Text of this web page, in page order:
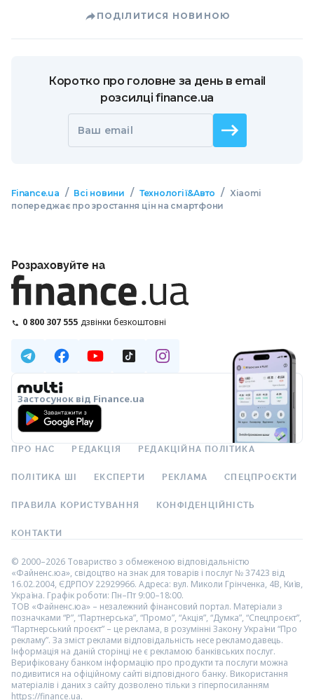
ПОДІЛИТИСЯ НОВИНОЮ
Коротко про головне за день в email
розсилці finance.ua
Ваш email
Finance.ua / Всі новини / Технології&Авто /
Xiaomi
попереджає про зростання цін на смартфони
Розраховуйте на
0 800 307 555 дзвінки безкоштовні
Застосунок від Finance.ua
ПРО НАС РЕДАКЦІЯ РЕДАКЦІЙНА ПОЛІТИКА
ПОЛІТИКА ШІ ЕКСПЕРТИ РЕКЛАМА СПЕЦПРОЄКТИ
ПРАВИЛА КОРИСТУВАННЯ КОНФІДЕНЦІЙНІСТЬ
КОНТАКТИ
© 2000–2026 Товариство з обмеженою відповідальністю
«Файненс.юа», свідоцтво на знак для товарів і послуг № 37423 від
16.02.2004, ЄДРПОУ 22929966. Адреса: вул. Миколи Грінченка, 4В, Київ,
Україна. Графік роботи: Пн–Пт 9:00–18:00.
ТОВ «Файненс.юа» – незалежний фінансовий портал. Матеріали з
позначками “Р”, “Партнерська”, “Промо”, “Акція”, “Думка”, “Спецпроєкт”,
“Партнерський проєкт” – це реклама, в розумінні Закону України “Про
рекламу”. За зміст реклами відповідальність несе рекламодавець.
Інформація на даній сторінці не є рекламою банківських послуг.
Верифіковану банком інформацію про продукти та послуги можна
подивитися на офіційному сайті відповідного банку. Використання
матеріалів і даних з сайту дозволено тільки з гіперпосиланням
https://finance.ua.